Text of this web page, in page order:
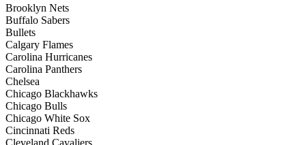
Brooklyn Nets
Buffalo Sabers
Bullets
Calgary Flames
Carolina Hurricanes
Carolina Panthers
Chelsea
Chicago Blackhawks
Chicago Bulls
Chicago White Sox
Cincinnati Reds
Cleveland Cavaliers